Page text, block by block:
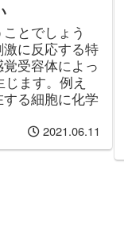
とでしょう
に反応する特
受容体によっ
ます。例え
る細胞に化学
2021.06.11